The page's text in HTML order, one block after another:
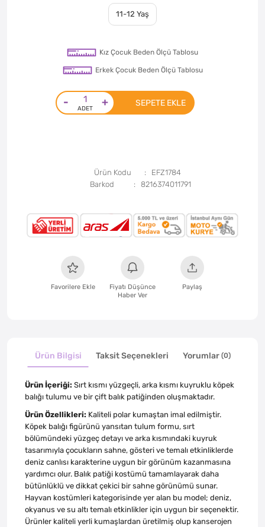
11-12 Yaş
Kız Çocuk Beden Ölçü Tablosu
Erkek Çocuk Beden Ölçü Tablosu
- + SEPETE EKLE
Ürün Kodu
EFZ1784
Barkod
8216374011791
Favorilere Ekle
Fiyatı Düşünce
Haber Ver
Paylaş
Ürün Bilgisi Taksit Seçenekleri Yorumlar (0)
Ürün İçeriği: Sırt kısmı yüzgeçli, arka kısmı kuyruklu köpek
balığı tulumu ve bir çift balık patiğinden oluşmaktadır.
Ürün Özellikleri: Kaliteli polar kumaştan imal edilmiştir.
Köpek balığı figürünü yansıtan tulum formu, sırt
bölümündeki yüzgeç detayı ve arka kısmındaki kuyruk
tasarımıyla çocukların sahne, gösteri ve temalı etkinliklerde
deniz canlısı karakterine uygun bir görünüm kazanmasına
yardımcı olur. Balık patiği kostümü tamamlayarak daha
bütünlüklü ve dikkat çekici bir sahne görünümü sunar.
Hayvan kostümleri kategorisinde yer alan bu model; deniz,
okyanus ve su altı temalı etkinlikler için uygun bir seçenektir.
Ürünler kaliteli yerli kumaşlardan üretilmiş olup kanserojen